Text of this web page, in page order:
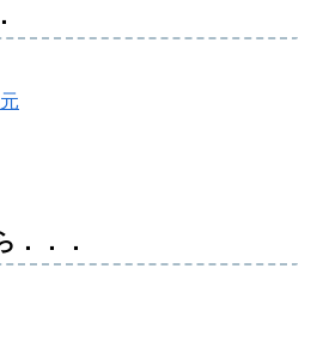
．．．